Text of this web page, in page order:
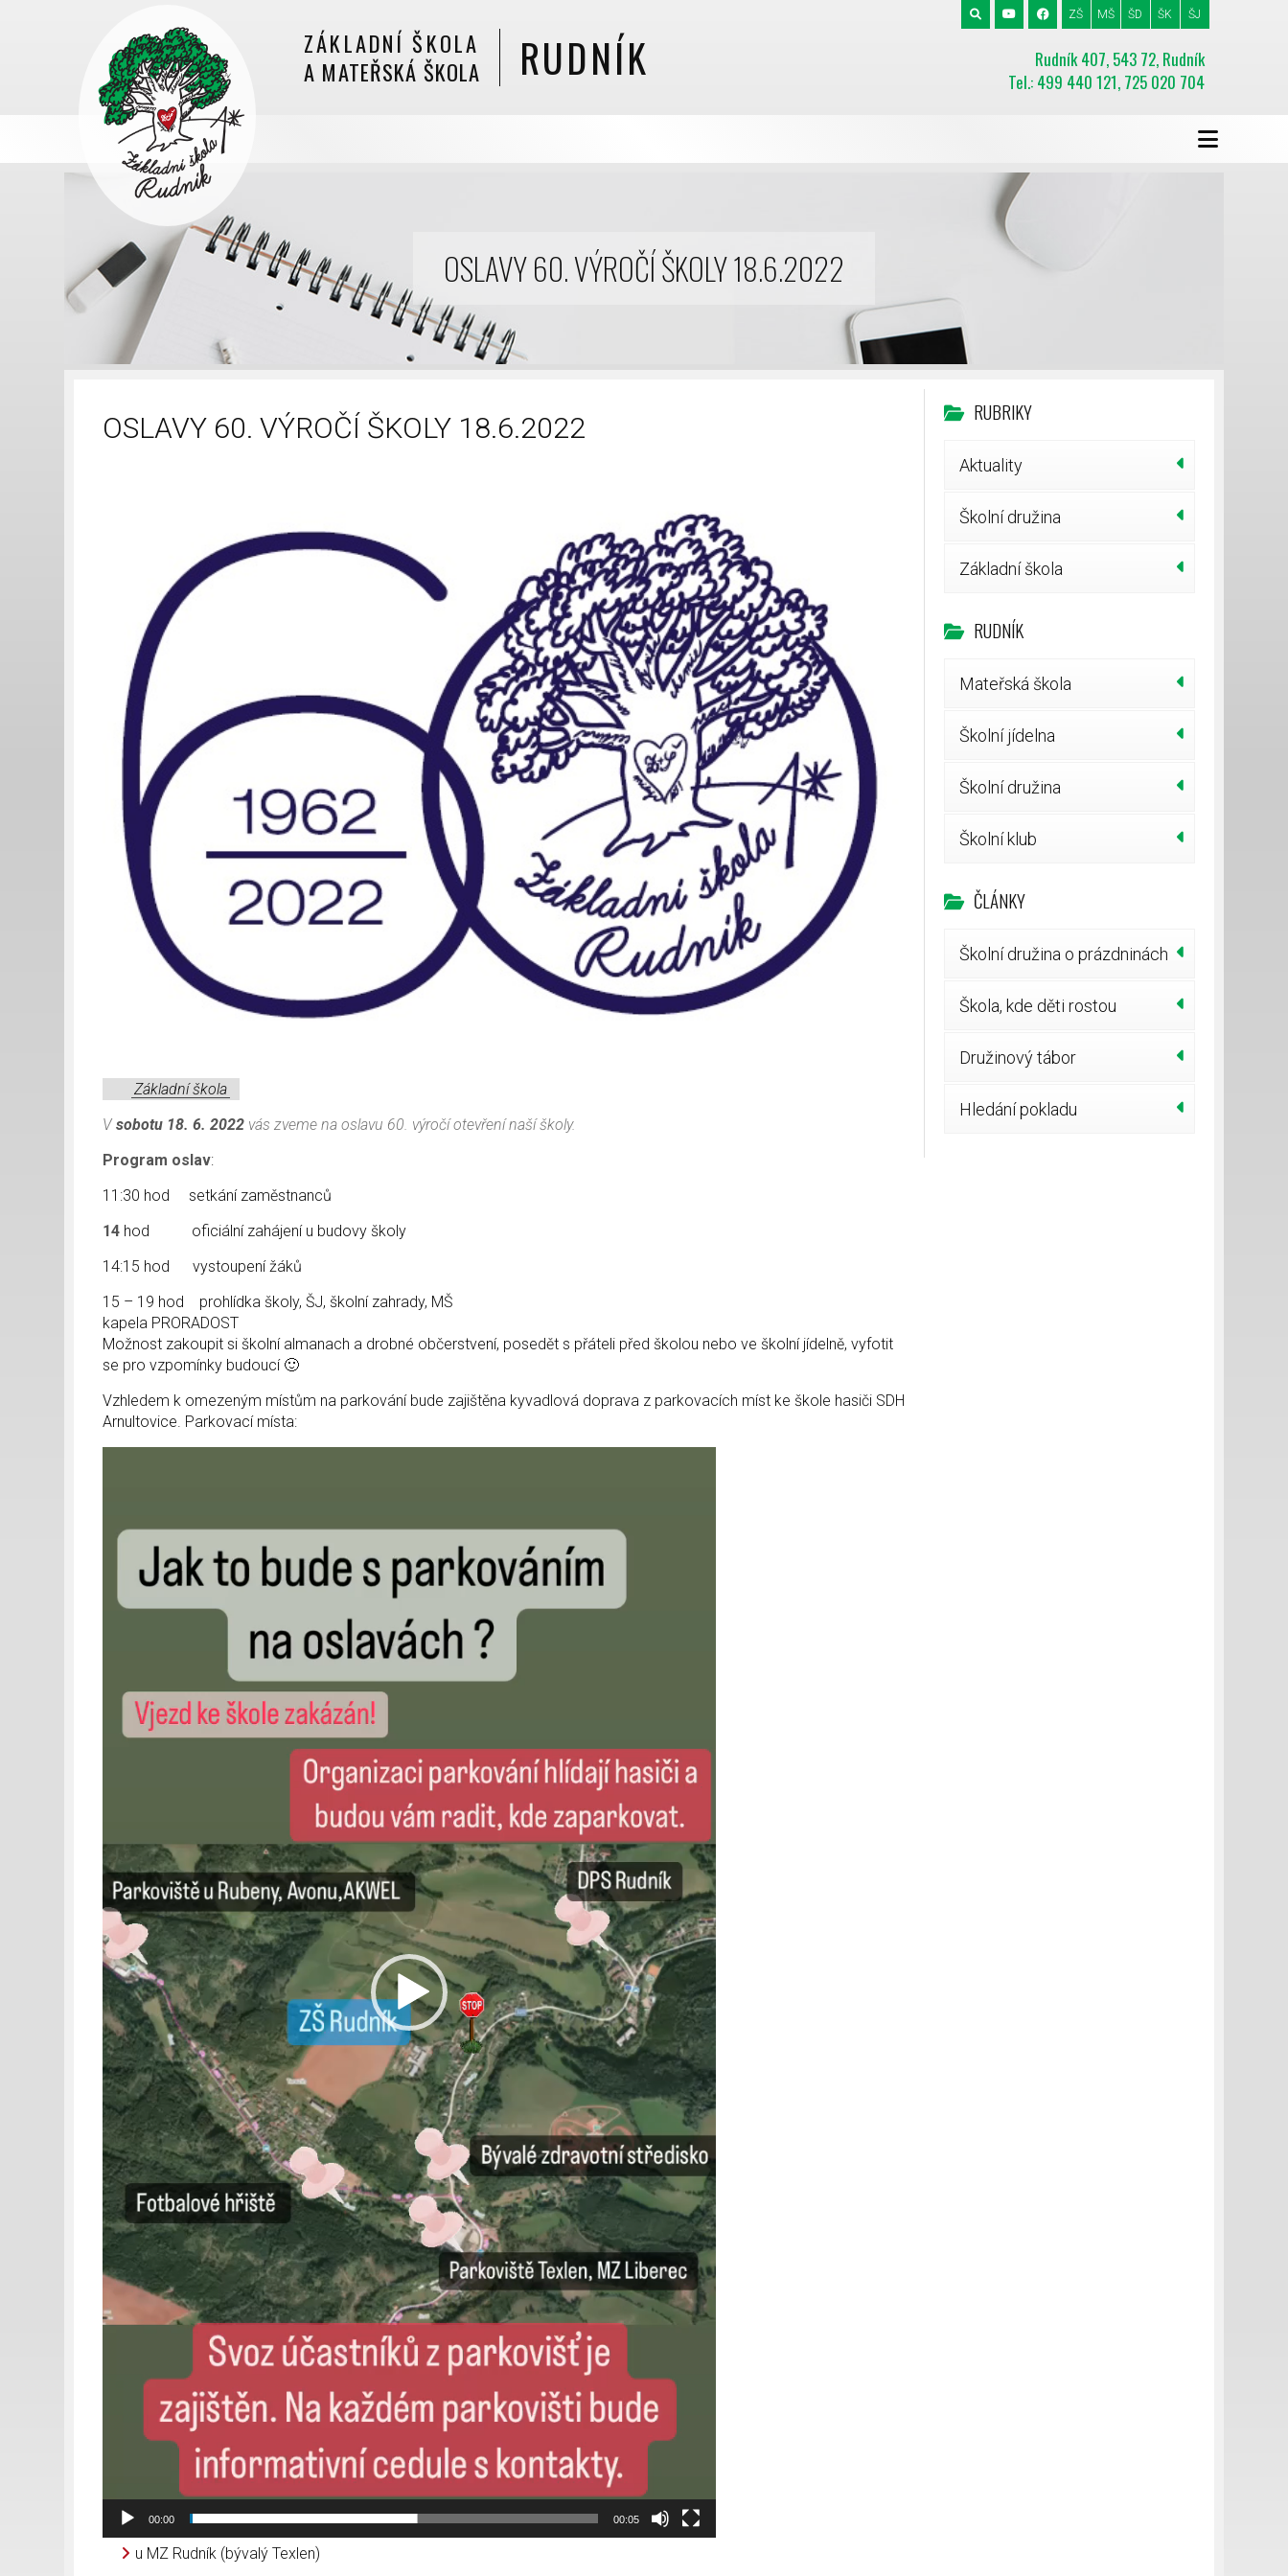
ZÁKLADNÍ ŠKOLA
A MATEŘSKÁ ŠKOLA
RUDNÍK
Rudník 407, 543 72, Rudník
Tel.: 499 440 121, 725 020 704
ZŠ MŠ ŠD ŠK ŠJ
OSLAVY 60. VÝROČÍ ŠKOLY 18.6.2022
OSLAVY 60. VÝROČÍ ŠKOLY 18.6.2022
Základní škola
Vsobotu 18. 6. 2022 vás zveme na oslavu 60. výročí otevření naší školy.
Program oslav:
11:30 hod setkání zaměstnanců
14 hod oficiální zahájení u budovy školy
14:15 hod vystoupení žáků
15 – 19 hod prohlídka školy, ŠJ, školní zahrady, MŠ
kapela PRORADOST
Možnost zakoupit si školní almanach a drobné občerstvení, posedět s přáteli před školou nebo ve školní jídelně, vyfotit
se pro vzpomínky budoucí 🙂
Vzhledem k omezeným místům na parkování bude zajištěna kyvadlová doprava z parkovacích míst ke škole hasiči SDH
Arnultovice. Parkovací místa:
00:00 00:05
u MZ Rudník (bývalý Texlen)
RUBRIKY
Aktuality
Školní družina
Základní škola
RUDNÍK
Mateřská škola
Školní jídelna
Školní družina
Školní klub
ČLÁNKY
Školní družina o prázdninách
Škola, kde děti rostou
Družinový tábor
Hledání pokladu